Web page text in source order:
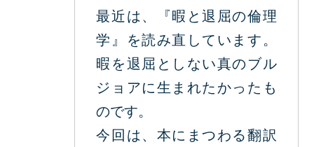
最近は、『暇と退屈の倫理
学』を読み直しています。
暇を退屈としない真のブル
ジョアに生まれたかったも
のです。
今回は、本にまつわる翻訳